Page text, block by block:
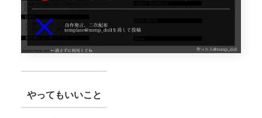
やってもいいこと